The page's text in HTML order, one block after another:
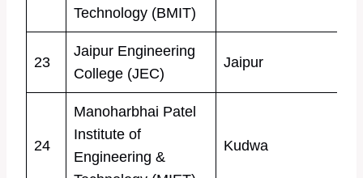
Technology (BMIT)
23
Jaipur Engineering
College (JEC)
Jaipur
24
Manoharbhai Patel
Institute of
Engineering &
Kudwa